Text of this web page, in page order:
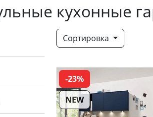
кухонные
Сортировка
-23%
NEW